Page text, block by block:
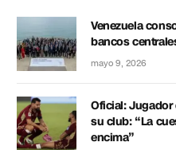
Venezuela
bancos
mayo 9, 2026
Oficial: Jugador
su club: “La
encima”